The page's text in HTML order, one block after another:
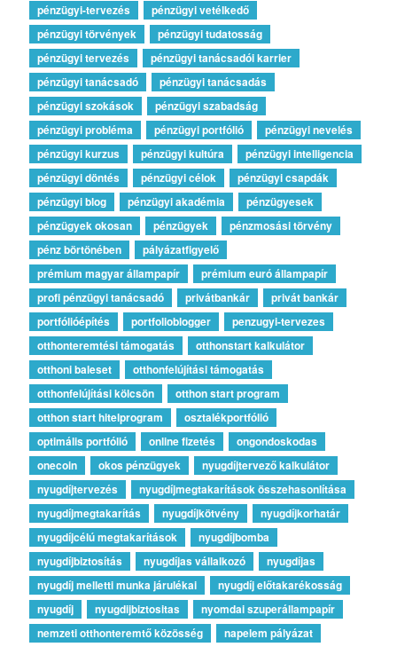
pénzügyi-tervezés
pénzügyi vetélkedő
pénzügyi törvények
pénzügyi tudatosság
pénzügyi tervezés
pénzügyi tanácsadói karrier
pénzügyi tanácsadó
pénzügyi tanácsadás
pénzügyi szokások
pénzügyi szabadság
pénzügyi probléma
pénzügyi portfólió
pénzügyi nevelés
pénzügyi kurzus
pénzügyi kultúra
pénzügyi intelligencia
pénzügyi döntés
pénzügyi célok
pénzügyi csapdák
pénzügyi blog
pénzügyi akadémia
pénzügyesek
pénzügyek okosan
pénzügyek
pénzmosási törvény
pénz börtönében
pályázatfigyelő
prémium magyar állampapír
prémium euró állampapír
profi pénzügyi tanácsadó
privátbankár
privát bankár
portfólióépítés
portfolioblogger
penzugyi-tervezes
otthonteremtési támogatás
otthonstart kalkulátor
otthoni baleset
otthonfelújítási támogatás
otthonfelújítási kölcsön
otthon start program
otthon start hitelprogram
osztalékportfólió
optimális portfólió
online fizetés
ongondoskodas
onecoin
okos pénzügyek
nyugdíjtervező kalkulátor
nyugdíjtervezés
nyugdíjmegtakarítások összehasonlítása
nyugdíjmegtakarítás
nyugdíjkötvény
nyugdíjkorhatár
nyugdíjcélú megtakarítások
nyugdíjbomba
nyugdíjbiztosítás
nyugdíjas vállalkozó
nyugdíjas
nyugdíj melletti munka járulékai
nyugdíj előtakarékosság
nyugdíj
nyugdijbiztositas
nyomdai szuperállampapír
nemzeti otthonteremtő közösség
napelem pályázat